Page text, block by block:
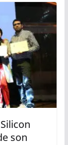
son